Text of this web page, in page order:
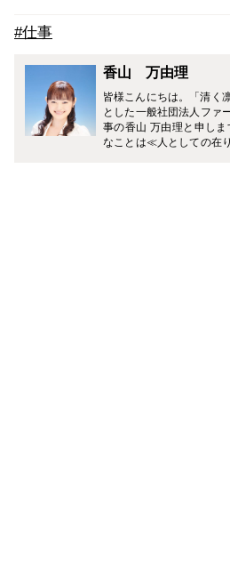
#仕事
香山 万由理
皆様こんにちは。「清く
とした一般社団法人ファ
事の香山 万由理と申し
なことは≪人としての在